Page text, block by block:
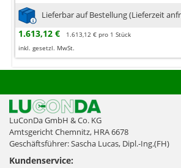
Lieferbar auf Bestellung (Lieferzeit
1.613,12 €
1.613,12 € pro 1 Stück
inkl. gesetzl. MwSt.
LuConDa GmbH & Co. KG
Amtsgericht Chemnitz, HRA 6678
Geschäftsführer: Sascha Lucas, Dipl.-Ing.(FH)
Kundenservice: